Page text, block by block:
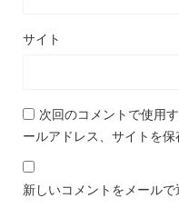
サイト
次回のコメントで使用
ールアドレス、サイトを保
新しいコメントをメールで